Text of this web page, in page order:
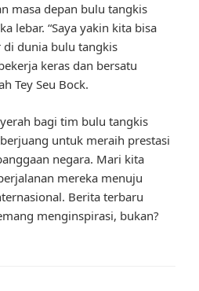
masa depan bulu tangkis
lebar. “Saya yakin kita bisa
di dunia bulu tangkis
keras dan bersatu
Tey Seu Bock.
bagi tim bulu tangkis
untuk meraih prestasi
negara. Mari kita
mereka menuju
Berita terbaru
menginspirasi, bukan?